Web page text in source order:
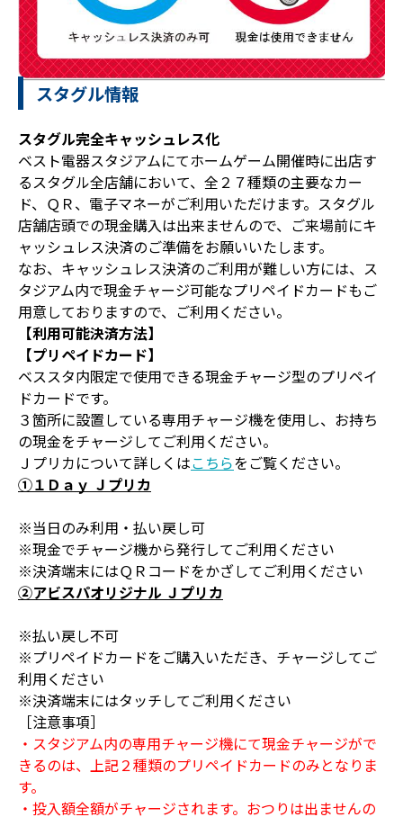
スタグル情報
スタグル完全キャッシュレス化
ベスト電器スタジアムにてホームゲーム開催時に出店す
るスタグル全店舗において、全２７種類の主要なカー
ド、ＱＲ、電子マネーがご利用いただけます。スタグル
店舗店頭での現金購入は出来ませんので、ご来場前にキ
ャッシュレス決済のご準備をお願いいたします。
なお、キャッシュレス決済のご利用が難しい方には、ス
タジアム内で現金チャージ可能なプリペイドカードもご
用意しておりますので、ご利用ください。
【利用可能決済方法】
【プリペイドカード】
ベススタ内限定で使用できる現金チャージ型のプリペイ
ドカードです。
３箇所に設置している専用チャージ機を使用し、お持ち
の現金をチャージしてご利用ください。
Ｊプリカについて詳しくはこちらをご覧ください。
①１Ｄａｙ Ｊプリカ
※当日のみ利用・払い戻し可
※現金でチャージ機から発行してご利用ください
※決済端末にはＱＲコードをかざしてご利用ください
②アビスパオリジナル Ｊプリカ
※払い戻し不可
※プリペイドカードをご購入いただき、チャージしてご
利用ください
※決済端末にはタッチしてご利用ください
［注意事項］
・スタジアム内の専用チャージ機にて現金チャージがで
きるのは、上記２種類のプリペイドカードのみとなりま
す。
・投入額全額がチャージされます。おつりは出ませんの